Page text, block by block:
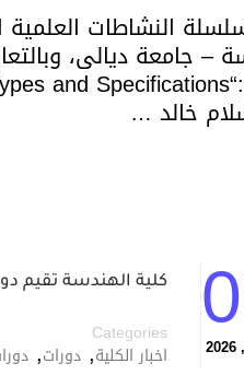
النشاطات العلمية
– جامعة ديالى،
خالد …
كلية الهندسة تقيم
Categories
اخبار الكلية, دورات,